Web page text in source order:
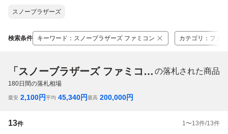
スノーブラザーズ
検索条件 キーワード ： スノーブラザーズ ファミコン カテゴリ ： ファ
「スノーブラザーズ ファミコン」 の落札された商品
180日間の落札相場
最安 2,100円平均 45,340円最高 200,000円
13件 1 〜13件/13件